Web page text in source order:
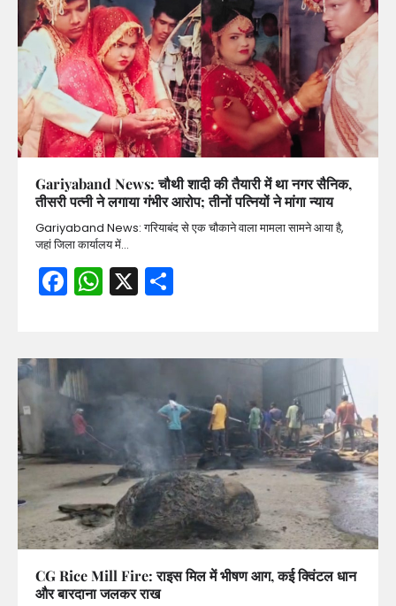
Gariyaband News: चौथी शादी की तैयारी में था नगर सैनिक,
तीसरी पत्नी ने लगाया गंभीर आरोप; तीनों पत्नियों ने मांगा न्याय
Gariyaband News: गरियाबंद से एक चौकाने वाला मामला सामने आया है,
जहां जिला कार्यालय में…
Facebook
WhatsApp
X
CG Rice Mill Fire: राइस मिल में भीषण आग, कई क्विंटल धान
और बारदाना जलकर राख